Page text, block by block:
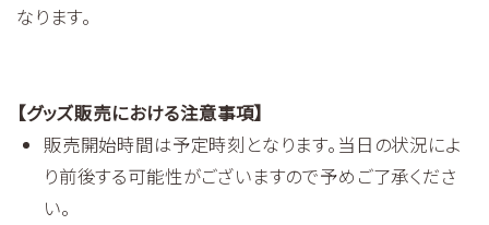
なります。
【グッズ販売における注意事項】
販売開始時間は予定時刻となります。当日の状況によ
り前後する可能性がございますので予めご了承くださ
い。